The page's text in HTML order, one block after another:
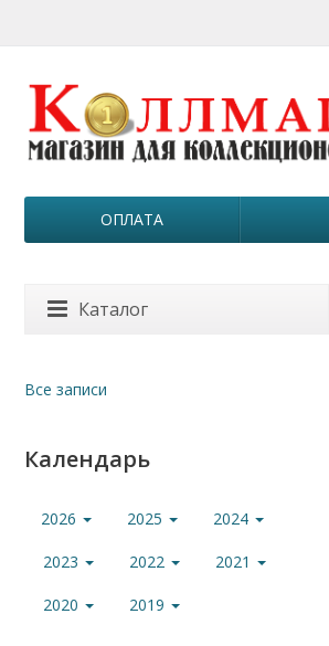
ОПЛАТА
Каталог
Все записи
Календарь
2026 2025 2024
2023 2022 2021
2020 2019